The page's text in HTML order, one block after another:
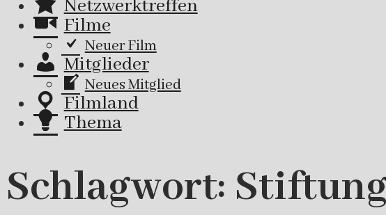
Netzwerktreffen
Filme
Neuer Film
Mitglieder
Neues Mitglied
Filmland
Thema
Schlagwort: